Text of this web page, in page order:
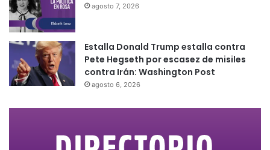
agosto 7, 2026
Estalla Donald Trump estalla contra
Pete Hegseth por escasez de misiles
contra Irán: Washington Post
agosto 6, 2026